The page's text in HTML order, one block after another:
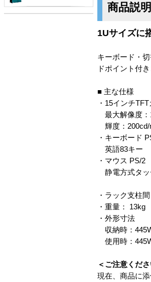
商品説明
1Uサイズに
キーボード・
ドポイント付
■ 主な仕様
・15インチ
最大解像度：
輝度：200cd/
・キーボード
英語83キー
・マウス PS/2
静電方式タッ
・ラック支柱
・重量： 13kg
・外形寸法
収納時：
使用時：
＜ご注意くだ
現在、商品に